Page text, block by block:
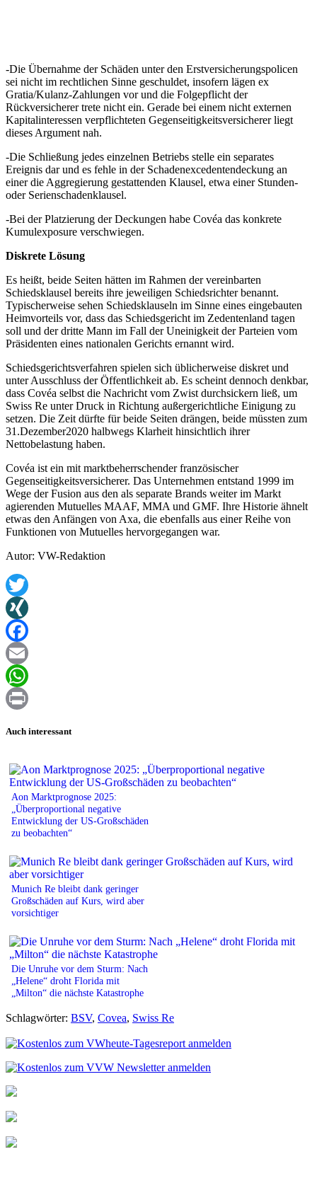
-Die Übernahme der Schäden unter den Erstversicherungspolicen
sei nicht im rechtlichen Sinne geschuldet, insofern lägen ex
Gratia/Kulanz-Zahlungen vor und die Folgepflicht der
Rückversicherer trete nicht ein. Gerade bei einem nicht externen
Kapitalinteressen verpflichteten Gegenseitigkeitsversicherer liegt
dieses Argument nah.
-Die Schließung jedes einzelnen Betriebs stelle ein separates
Ereignis dar und es fehle in der Schadenexcedentendeckung an
einer die Aggregierung gestattenden Klausel, etwa einer Stunden-
oder Serienschadenklausel.
-Bei der Platzierung der Deckungen habe Covéa das konkrete
Kumulexposure verschwiegen.
Diskrete Lösung
Es heißt, beide Seiten hätten im Rahmen der vereinbarten
Schiedsklausel bereits ihre jeweiligen Schiedsrichter benannt.
Typischerweise sehen Schiedsklauseln im Sinne eines eingebauten
Heimvorteils vor, dass das Schiedsgericht im Zedentenland tagen
soll und der dritte Mann im Fall der Uneinigkeit der Parteien vom
Präsidenten eines nationalen Gerichts ernannt wird.
Schiedsgerichtsverfahren spielen sich üblicherweise diskret und
unter Ausschluss der Öffentlichkeit ab. Es scheint dennoch denkbar,
dass Covéa selbst die Nachricht vom Zwist durchsickern ließ, um
Swiss Re unter Druck in Richtung außergerichtliche Einigung zu
setzen. Die Zeit dürfte für beide Seiten drängen, beide müssten zum
31.Dezember2020 halbwegs Klarheit hinsichtlich ihrer
Nettobelastung haben.
Covéa ist ein mit marktbeherrschender französischer
Gegenseitigkeitsversicherer. Das Unternehmen entstand 1999 im
Wege der Fusion aus den als separate Brands weiter im Markt
agierenden Mutuelles MAAF, MMA und GMF. Ihre Historie ähnelt
etwas den Anfängen von Axa, die ebenfalls aus einer Reihe von
Funktionen von Mutuelles hervorgegangen war.
Autor: VW-Redaktion
Twitter
XING
Facebook
Email
WhatsApp
Auch interessant
Aon Marktprognose 2025:
„Überproportional negative
Entwicklung der US-Großschäden
zu beobachten“
Munich Re bleibt dank geringer
Großschäden auf Kurs, wird aber
vorsichtiger
Die Unruhe vor dem Sturm: Nach
„Helene“ droht Florida mit
„Milton“ die nächste Katastrophe
Schlagwörter: BSV, Covea, Swiss Re